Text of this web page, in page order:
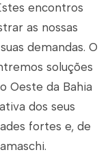
encontros
as nossas
demandas. O
soluções
Oeste da Bahia
dos seus
fortes e, de